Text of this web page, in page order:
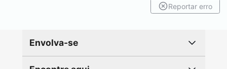
Reportar erro
Envolva-se